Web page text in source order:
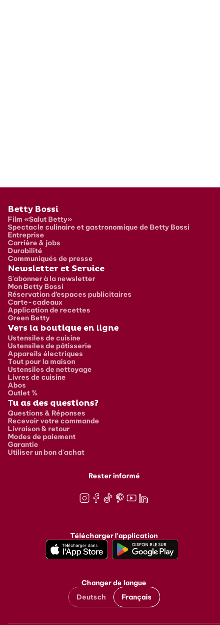
Pied de page
Betty Bossi
Film «Salut Betty»
Spectacle culinaire et gastronomique de Betty Bossi
Entreprise
Carrière & jobs
Durabilité
Communiqués de presse
Newsletter et Service
S'abonner à la newsletter
Mon Betty Bossi
Réservation d’espaces publicitaires
Carte-cadeaux
Application de recettes
Green Betty
Vers la boutique en ligne
Ustensiles de cuisine
Ustensiles de pâtisserie
Appareils électriques
Tout pour la maison
Ustensiles de nettoyage
Livres de cuisine
Abos
Outlet %
Tu as des questions?
Questions & Réponses
Recevoir votre commande
Livraison & retour
Modes de paiement
Garantie
Utiliser un bon d'achat
Rester informé
Télécharger l'application
Changer de langue
Deutsch
Français